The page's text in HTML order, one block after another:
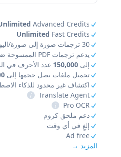
Advanced Credits
Unlimited Fast Credits
30 ترجمات صورة إلى صورة/اليوم
يدعم ترجمات PDF الممسوحة ضوئيا
إلى 150,000 عدد الأحرف في
تحميل ملفات يصل حجمها إلى
اكتشاف غير محدود للذكاء
Translate Agent
i
Pro OCR
i
دعم ملحق كروم
إلغِ في أي وقت
Ad free
المزيد →